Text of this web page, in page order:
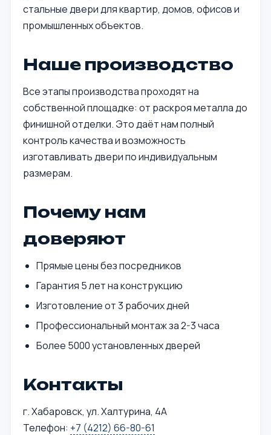
стальные двери для квартир, домов, офисов и
промышленных объектов.
Наше производство
Все этапы производства проходят на
собственной площадке: от раскроя металла до
финишной отделки. Это даёт нам полный
контроль качества и возможность
изготавливать двери по индивидуальным
размерам.
Почему нам
доверяют
Прямые цены без посредников
Гарантия 5 лет на конструкцию
Изготовление от 3 рабочих дней
Профессиональный монтаж за 2-3 часа
Более 5000 установленных дверей
Контакты
г. Хабаровск, ул. Халтурина, 4А
Телефон: +7 (4212) 66-80-61